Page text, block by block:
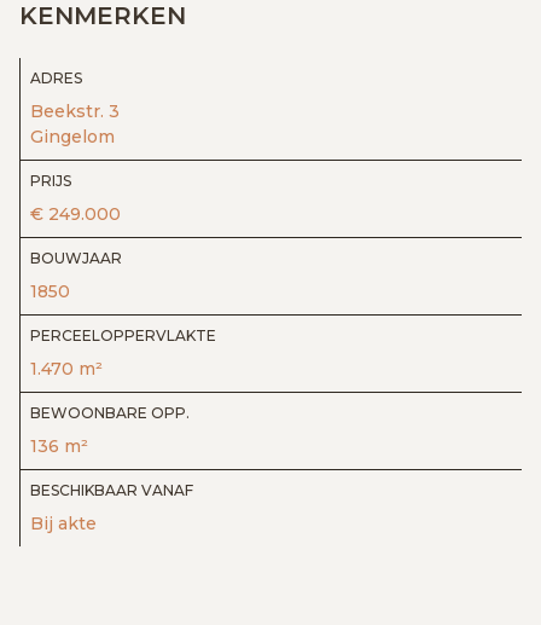
KENMERKEN
ADRES
Beekstr. 3
Gingelom
PRIJS
€ 249.000
BOUWJAAR
1850
PERCEELOPPERVLAKTE
1.470 m²
BEWOONBARE OPP.
136 m²
BESCHIKBAAR VANAF
Bij akte